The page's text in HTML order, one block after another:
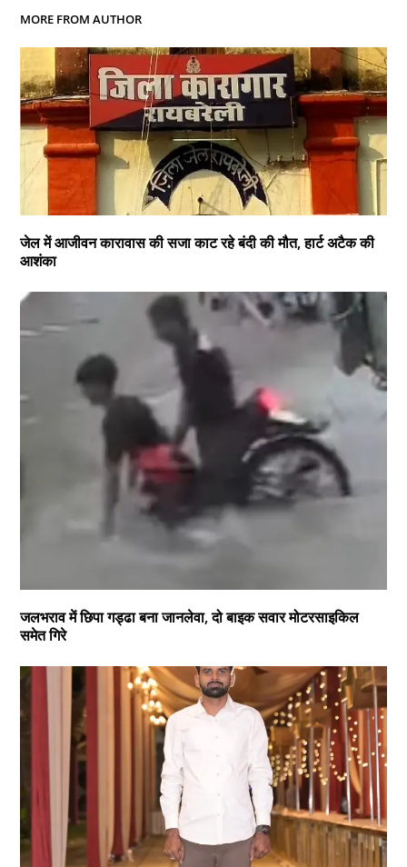
MORE FROM AUTHOR
जेल में आजीवन कारावास की सजा काट रहे बंदी की मौत, हार्ट अटैक की
आशंका
जलभराव में छिपा गड्ढा बना जानलेवा, दो बाइक सवार मोटरसाइकिल
समेत गिरे